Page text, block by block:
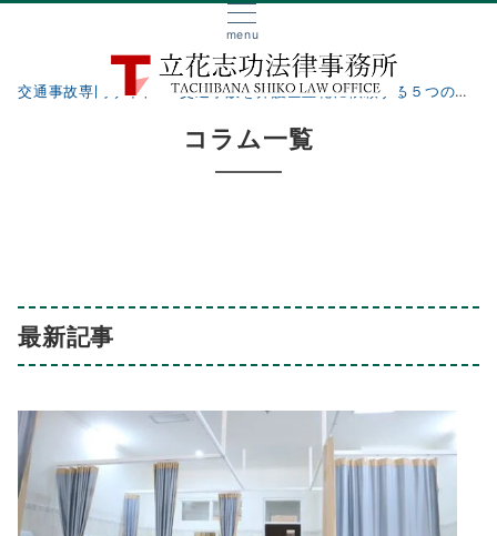
menu
交通事故専門サイト 交通事故を弁護士立花に依頼する５つのメリット
コラム一覧
最新記事